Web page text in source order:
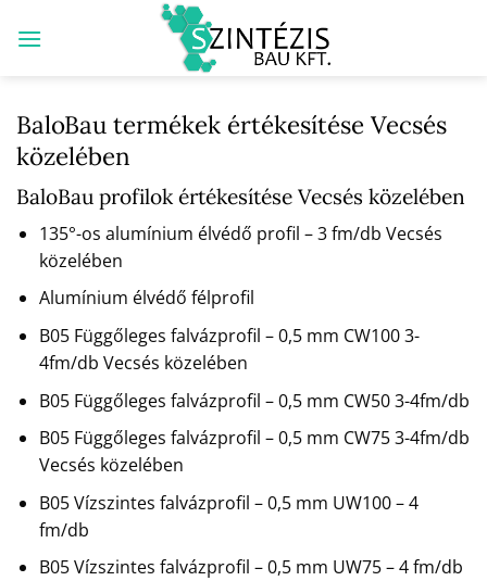
BaloBau termékek értékesítése Vecsés
közelében
BaloBau profilok értékesítése Vecsés közelében
135°-os alumínium élvédő profil – 3 fm/db Vecsés
közelében
Alumínium élvédő félprofil
B05 Függőleges falvázprofil – 0,5 mm CW100 3-
4fm/db Vecsés közelében
B05 Függőleges falvázprofil – 0,5 mm CW50 3-4fm/db
B05 Függőleges falvázprofil – 0,5 mm CW75 3-4fm/db
Vecsés közelében
B05 Vízszintes falvázprofil – 0,5 mm UW100 – 4
fm/db
B05 Vízszintes falvázprofil – 0,5 mm UW75 – 4 fm/db